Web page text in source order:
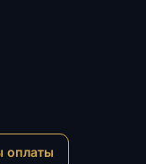
оплаты